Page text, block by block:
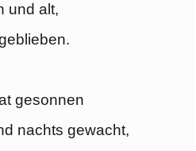
und alt,
gesonnen
nachts gewacht,